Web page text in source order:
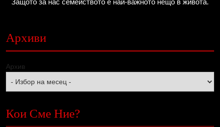
Защото за нас семейството е най-важното нещо в живота.
Архиви
Архив
Кои Сме Ние?